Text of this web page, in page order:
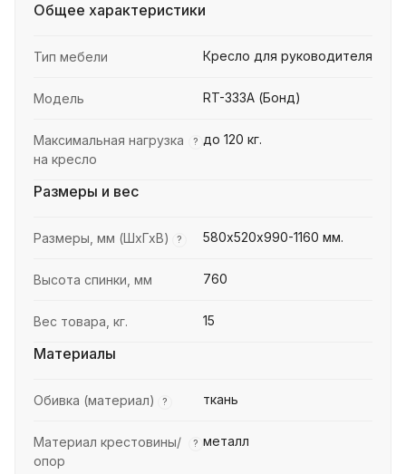
Общее характеристики
Тип мебели Кресло для руководителя
Модель RT-333A (Бонд)
Максимальная нагрузка
на кресло
? до 120 кг.
Размеры и вес
Размеры, мм (ШхГхВ) ? 580х520х990-1160 мм.
Высота спинки, мм 760
Вес товара, кг. 15
Материалы
Обивка (материал) ? ткань
Материал крестовины/
опор
? металл